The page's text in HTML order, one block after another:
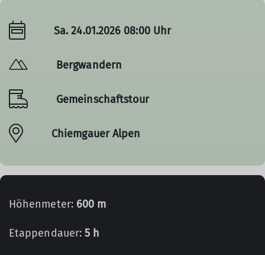
Sa. 24.01.2026 08:00 Uhr
Bergwandern
Gemeinschaftstour
Chiemgauer Alpen
Höhenmeter: 600 m
Etappendauer:5 h